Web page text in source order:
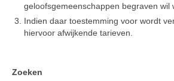
geloofsgemeenschappen begraven wil
Indien daar toestemming voor wordt
hiervoor afwijkende tarieven.
Zoeken